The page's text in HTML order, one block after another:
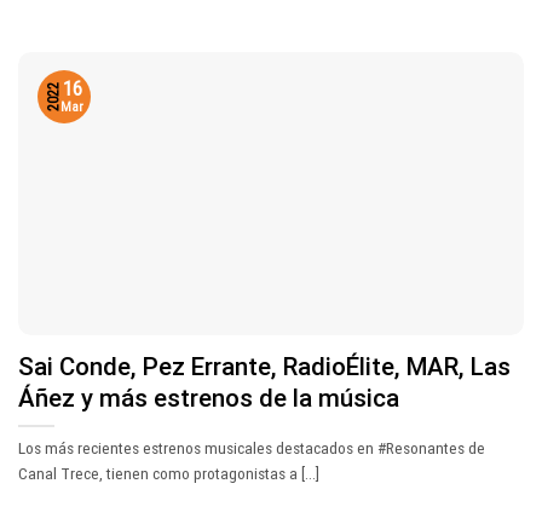
Sai Conde, Pez Errante, RadioÉlite, MAR, Las
Áñez y más estrenos de la música
Los más recientes estrenos musicales destacados en #Resonantes de
Canal Trece, tienen como protagonistas a [...]
16
Mar
2022